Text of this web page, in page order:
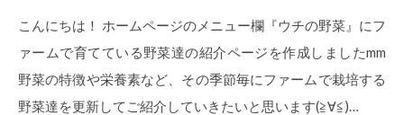
こんにちは！ ホームページのメニュー欄『ウチの野菜』にフ
ァームで育てている野菜達の紹介ページを作成しましたmm
野菜の特徴や栄養素など、その季節毎にファームで栽培する
野菜達を更新してご紹介していきたいと思います(≧∀≦)…